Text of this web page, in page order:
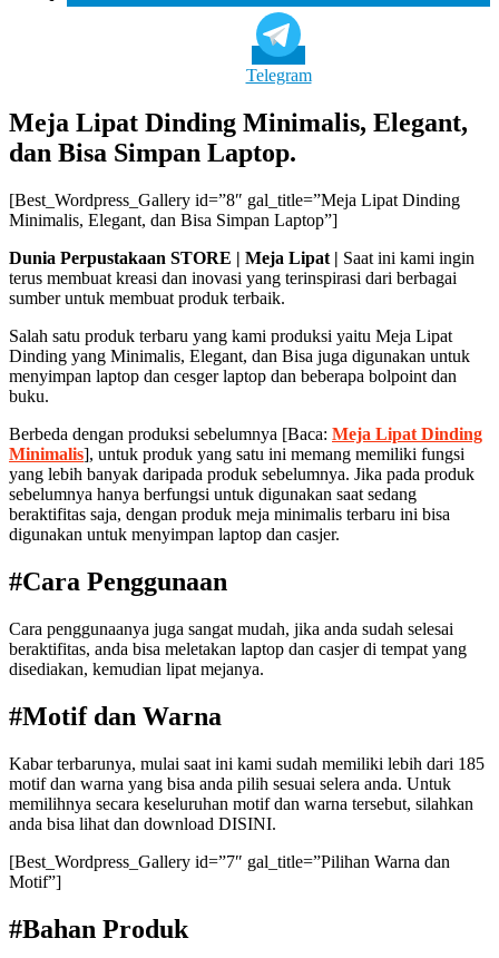
Telegram
Meja Lipat Dinding Minimalis, Elegant,
dan Bisa Simpan Laptop.
[Best_Wordpress_Gallery id=”8″ gal_title=”Meja Lipat Dinding
Minimalis, Elegant, dan Bisa Simpan Laptop”]
Dunia Perpustakaan STORE | Meja Lipat | Saat ini kami ingin
terus membuat kreasi dan inovasi yang terinspirasi dari berbagai
sumber untuk membuat produk terbaik.
Salah satu produk terbaru yang kami produksi yaitu Meja Lipat
Dinding yang Minimalis, Elegant, dan Bisa juga digunakan untuk
menyimpan laptop dan cesger laptop dan beberapa bolpoint dan
buku.
Berbeda dengan produksi sebelumnya [Baca: Meja Lipat Dinding
Minimalis], untuk produk yang satu ini memang memiliki fungsi
yang lebih banyak daripada produk sebelumnya. Jika pada produk
sebelumnya hanya berfungsi untuk digunakan saat sedang
beraktifitas saja, dengan produk meja minimalis terbaru ini bisa
digunakan untuk menyimpan laptop dan casjer.
#Cara Penggunaan
Cara penggunaanya juga sangat mudah, jika anda sudah selesai
beraktifitas, anda bisa meletakan laptop dan casjer di tempat yang
disediakan, kemudian lipat mejanya.
#Motif dan Warna
Kabar terbarunya, mulai saat ini kami sudah memiliki lebih dari 185
motif dan warna yang bisa anda pilih sesuai selera anda. Untuk
memilihnya secara keseluruhan motif dan warna tersebut, silahkan
anda bisa lihat dan download DISINI.
[Best_Wordpress_Gallery id=”7″ gal_title=”Pilihan Warna dan
Motif”]
#Bahan Produk